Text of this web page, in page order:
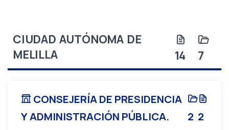
CIUDAD AUTÓNOMA DE
MELILLA
14 7
CONSEJERÍA DE PRESIDENCIA
Y ADMINISTRACIÓN PÚBLICA.
2 2